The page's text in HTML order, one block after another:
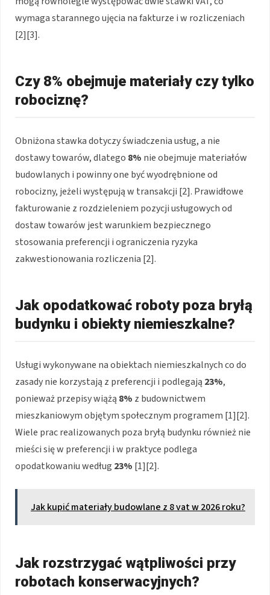
wymaga starannego ujęcia na fakturze i w rozliczeniach
[2][3].
Czy 8% obejmuje materiały czy tylko
robociznę?
Obniżona stawka dotyczy świadczenia usług, a nie
dostawy towarów, dlatego 8% nie obejmuje materiałów
budowlanych i powinny one być wyodrębnione od
robocizny, jeżeli występują w transakcji [2]. Prawidłowe
fakturowanie z rozdzieleniem pozycji usługowych od
dostaw towarów jest warunkiem bezpiecznego
stosowania preferencji i ograniczenia ryzyka
zakwestionowania rozliczenia [2].
Jak opodatkować roboty poza bryłą
budynku i obiekty niemieszkalne?
Usługi wykonywane na obiektach niemieszkalnych co do
zasady nie korzystają z preferencji i podlegają 23%,
ponieważ przepisy wiążą 8% z budownictwem
mieszkaniowym objętym społecznym programem [1][2].
Wiele prac realizowanych poza bryłą budynku również nie
mieści się w preferencji i w praktyce podlega
opodatkowaniu według 23% [1][2].
Jak kupić materiały budowlane z 8 vat w 2026 roku?
Jak rozstrzygać wątpliwości przy
robotach konserwacyjnych?